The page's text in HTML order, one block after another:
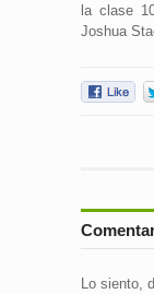
la clase
Joshua
Lo siento,